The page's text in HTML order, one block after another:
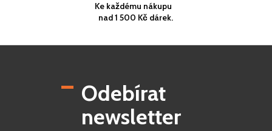
Ke každému nákupu
nad 1 500 Kč dárek.
Odebírat
newsletter